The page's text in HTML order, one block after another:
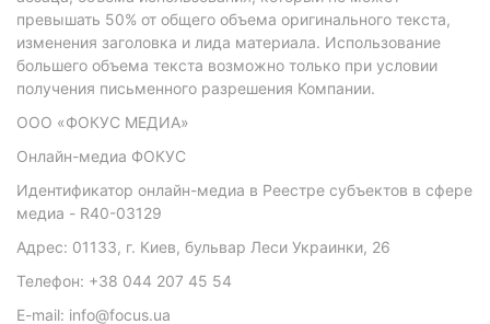
превышать 50% от общего объема оригинального текста,
изменения заголовка и лида материала. Использование
большего объема текста возможно только при условии
получения письменного разрешения Компании.
ООО «ФОКУС МЕДИА»
Онлайн-медиа ФОКУС
Идентификатор онлайн-медиа в Реестре субъектов в сфере
медиа - R40-03129
Адрес: 01133, г. Киев, бульвар Леси Украинки, 26
Телефон: +38 044 207 45 54
E-mail: info@focus.ua